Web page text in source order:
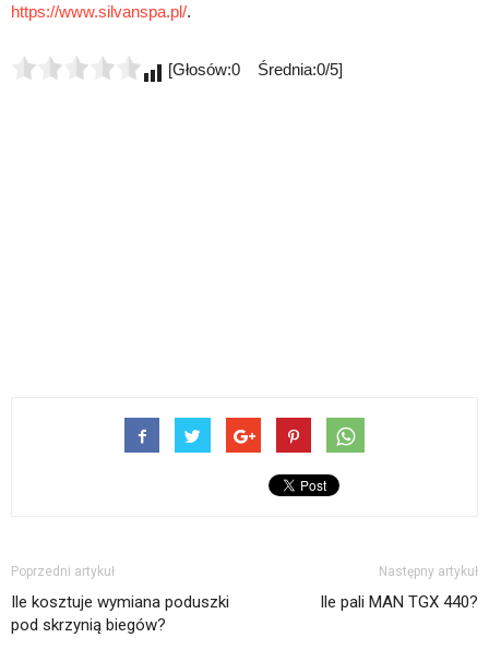
https://www.silvanspa.pl/.
[Głosów:0 Średnia:0/5]
Poprzedni artykuł
Ile kosztuje wymiana poduszki
pod skrzynią biegów?
Następny artykuł
Ile pali MAN TGX 440?